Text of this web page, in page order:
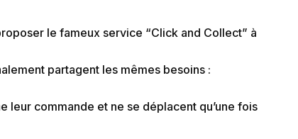
le fameux service “Click and Collect” à
partagent les mêmes besoins :
leur commande et ne se déplacent qu’une fois